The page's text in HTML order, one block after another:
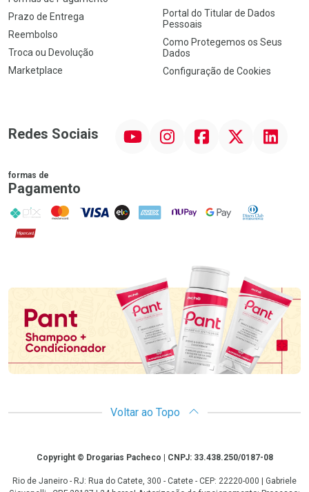
Prazo de Entrega
Reembolso
Troca ou Devolução
Marketplace
Portal do Titular de Dados
Pessoais
Como Protegemos os Seus
Dados
Configuração de Cookies
Redes Sociais InstagramFacebook Linkedin
formas de
Pagamento
PIX MasterCard
VISA ELO AMEX NuPay Google PayDiners Club
Hipercard
Promoção em Destaque
Voltar ao Topo
CopyrightCopyright © Drogarias Pacheco | CNPJ: 33.438.250/0187-08
Rio de Janeiro - RJ: Rua do Catete, 300 - Catete - CEP: 22220-000 | Gabriele